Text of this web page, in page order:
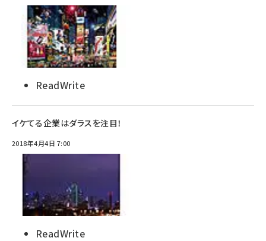
ReadWrite
イケてる企業はダラスを注目！
2018年4月4日 7:00
ReadWrite